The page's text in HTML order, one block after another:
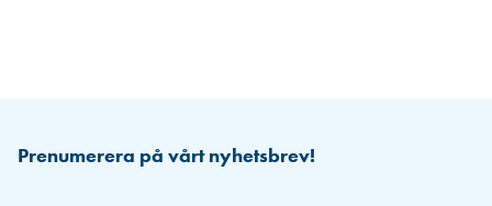
Prenumerera på vårt nyhetsbrev!